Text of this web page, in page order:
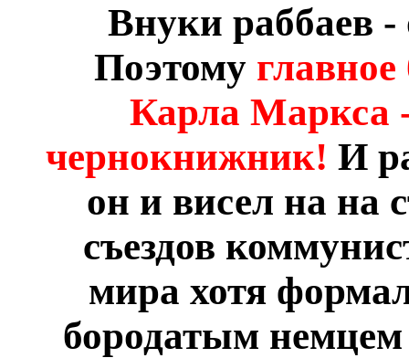
Внуки раббаев
Поэтому главное
Карла
чернокнижник! И
он и висел на на
съездов
мира хотя
бородатым